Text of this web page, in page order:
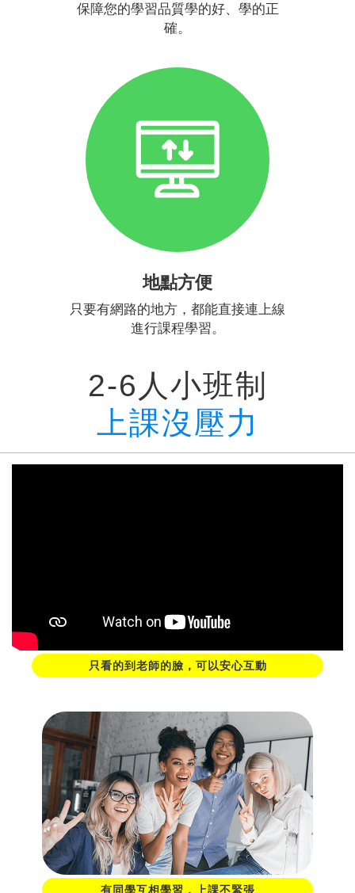
保障您的學習品質學的好、學的正
確。
地點方便
只要有網路的地方，都能直接連上線
進行課程學習。
2-6人小班制
上課沒壓力
只看的到老師的臉，可以安心互動
有同學互相學習，上課不緊張